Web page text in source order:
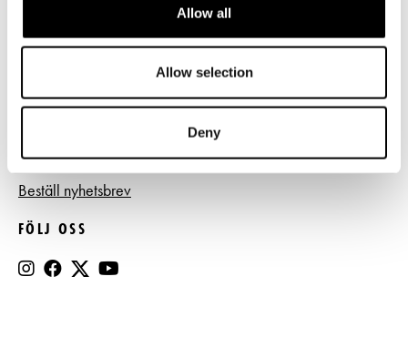
Allow all
Allow selection
Deny
Register- och dataskyddsbeskrivning
BESTÄLL NYHETSBREV
Beställ nyhetsbrev
FÖLJ OSS